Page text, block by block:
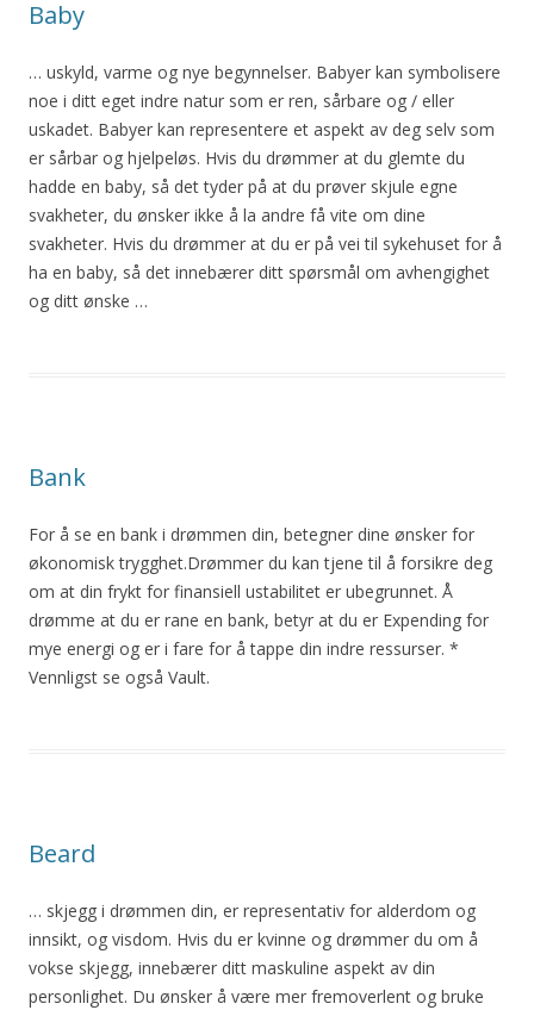
Baby
… uskyld, varme og nye begynnelser. Babyer kan symbolisere
noe i ditt eget indre natur som er ren, sårbare og / eller
uskadet. Babyer kan representere et aspekt av deg selv som
er sårbar og hjelpeløs. Hvis du drømmer at du glemte du
hadde en baby, så det tyder på at du prøver skjule egne
svakheter, du ønsker ikke å la andre få vite om dine
svakheter. Hvis du drømmer at du er på vei til sykehuset for å
ha en baby, så det innebærer ditt spørsmål om avhengighet
og ditt ønske …
Bank
For å se en bank i drømmen din, betegner dine ønsker for
økonomisk trygghet.Drømmer du kan tjene til å forsikre deg
om at din frykt for finansiell ustabilitet er ubegrunnet. Å
drømme at du er rane en bank, betyr at du er Expending for
mye energi og er i fare for å tappe din indre ressurser. *
Vennligst se også Vault.
Beard
… skjegg i drømmen din, er representativ for alderdom og
innsikt, og visdom. Hvis du er kvinne og drømmer du om å
vokse skjegg, innebærer ditt maskuline aspekt av din
personlighet. Du ønsker å være mer fremoverlent og bruke